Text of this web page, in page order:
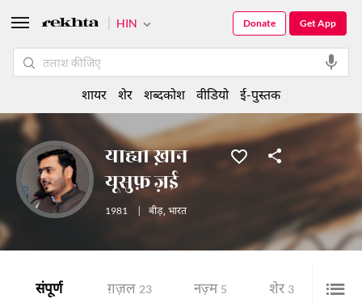
याह्या ख़ान
यूसुफ़ ज़ई
1981 बीड़, भारत
संपूर्ण ग़ज़ल 23 नज़्म 5 शेर 3
HIN Get App
Donate
शायर शेर शब्दकोश वीडियो ई-पुस्तक